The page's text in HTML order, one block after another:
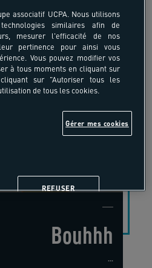
Surf
Domaine du Pignada -
Bouhhh
...
associatif UCPA. Nous utilisons
similaires afin de
mesurer l'efficacité de nos
pertinence pour ainsi vous
Vous pouvez modifier vos
à tous moments en cliquant sur
sur "Autoriser tous les
de tous les cookies.
Gérer mes cookies
REFUSER